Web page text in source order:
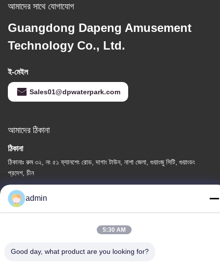
আমাদের সাথে যোগাযোগ
Guangdong Dapeng Amusement
Technology Co., Ltd.
ই-মেইল
Sales01@dpwaterpark.com
আমাদের ঠিকানা
ঠিকানা
ঠিকানাঃ রুম ৩২, নং ৫১ ফ্যানশেং রোড, দাগাং টাউন, নাশা জেলা, গুয়াংজু সিটি, গুয়াংডং
প্রদেশ, চীন
টেলিফোন
86-20-34989160
admin
5:30 AM
Good day, what product are you looking for?